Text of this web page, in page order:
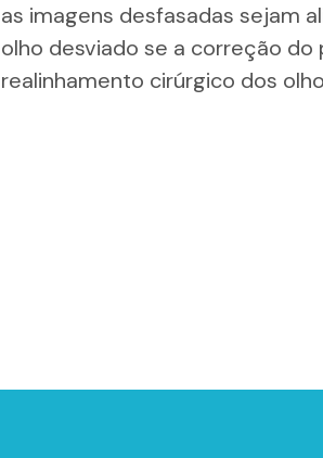
as imagens desfasadas sejam
olho desviado se a correção
realinhamento cirúrgico dos